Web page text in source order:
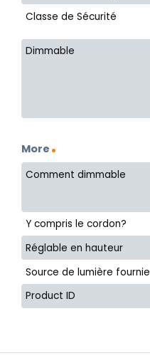
Classe de Sécurité
Dimmable
More
Comment dimmable
Y compris le cordon?
Réglable en hauteur
Source de lumière fournie
Product ID